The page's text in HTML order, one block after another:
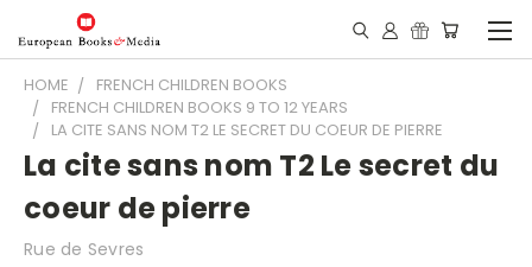
HOME
FRENCH CHILDREN BOOKS
FRENCH CHILDREN BOOKS 9 TO 12 YEARS
LA CITE SANS NOM T2 LE SECRET DU COEUR DE PIERRE
La cite sans nom T2 Le secret du
coeur de pierre
Rue de Sevres